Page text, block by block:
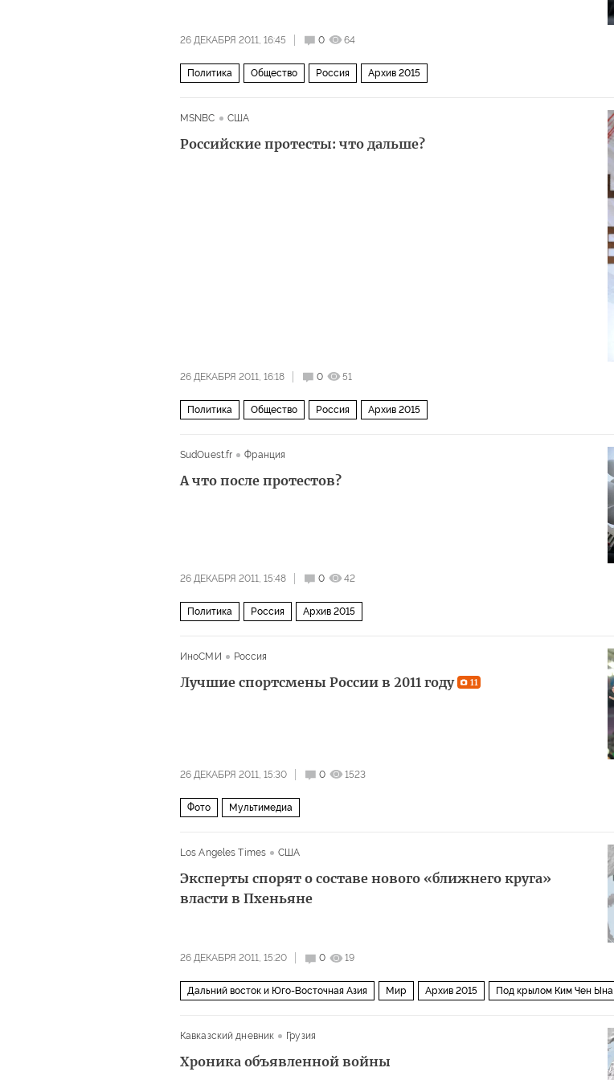
26 ДЕКАБРЯ 2011, 16:45 0 64
Политика Общество Россия Архив 2015
MSNBC США
Российские протесты: что дальше?
26 ДЕКАБРЯ 2011, 16:18 0 51
Политика Общество Россия Архив 2015
SudOuest.fr Франция
А что после протестов?
26 ДЕКАБРЯ 2011, 15:48 0 42
Политика Россия Архив 2015
ИноСМИ Россия
Лучшие спортсмены России в 2011 году 11
26 ДЕКАБРЯ 2011, 15:30 0 1523
Фото Мультимедиа
Los Angeles Times США
Эксперты спорят о составе нового «ближнего круга»
власти в Пхеньяне
26 ДЕКАБРЯ 2011, 15:20 0 19
Дальний восток и Юго-Восточная Азия Мир Архив 2015 Под крылом Ким Чен Ына
Кавказский дневник Грузия
Хроника объявленной войны